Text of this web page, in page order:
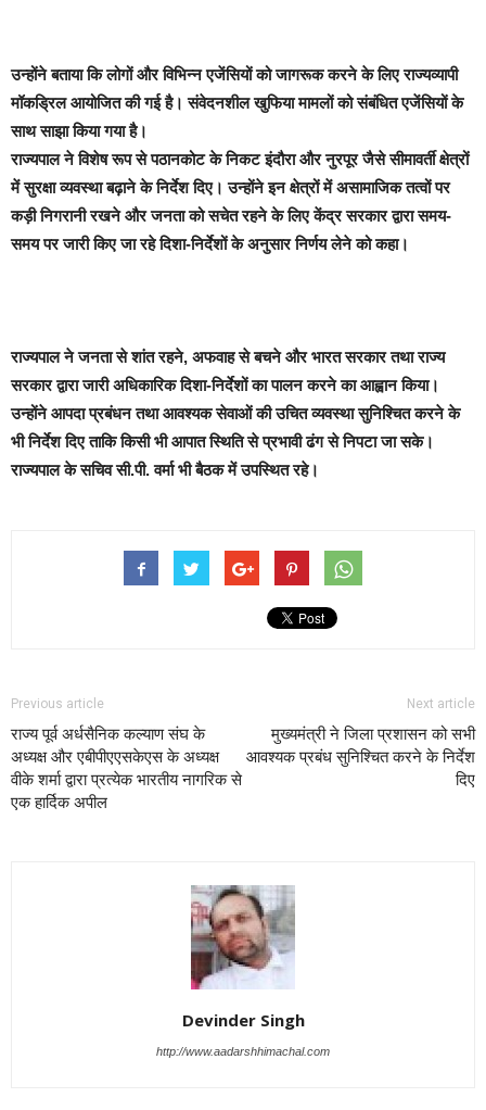
उन्होंने बताया कि लोगों और विभिन्न एजेंसियों को जागरूक करने के लिए राज्यव्यापी
मॉकड्रिल आयोजित की गई है। संवेदनशील खुफिया मामलों को संबंधित एजेंसियों के
साथ साझा किया गया है।
राज्यपाल ने विशेष रूप से पठानकोट के निकट इंदौरा और नुरपूर जैसे सीमावर्ती क्षेत्रों
में सुरक्षा व्यवस्था बढ़ाने के निर्देश दिए। उन्होंने इन क्षेत्रों में असामाजिक तत्वों पर
कड़ी निगरानी रखने और जनता को सचेत रहने के लिए केंद्र सरकार द्वारा समय-
समय पर जारी किए जा रहे दिशा-निर्देशों के अनुसार निर्णय लेने को कहा।
राज्यपाल ने जनता से शांत रहने, अफवाह से बचने और भारत सरकार तथा राज्य
सरकार द्वारा जारी अधिकारिक दिशा-निर्देशों का पालन करने का आह्वान किया।
उन्होंने आपदा प्रबंधन तथा आवश्यक सेवाओं की उचित व्यवस्था सुनिश्चित करने के
भी निर्देश दिए ताकि किसी भी आपात स्थिति से प्रभावी ढंग से निपटा जा सके।
राज्यपाल के सचिव सी.पी. वर्मा भी बैठक में उपस्थित रहे।
Previous article
राज्य पूर्व अर्धसैनिक कल्याण संघ के
अध्यक्ष और एबीपीएएसकेएस के अध्यक्ष
वीके शर्मा द्वारा प्रत्येक भारतीय नागरिक से
एक हार्दिक अपील
Next article
मुख्यमंत्री ने जिला प्रशासन को सभी
आवश्यक प्रबंध सुनिश्चित करने के निर्देश
दिए
Devinder Singh
http://www.aadarshhimachal.com